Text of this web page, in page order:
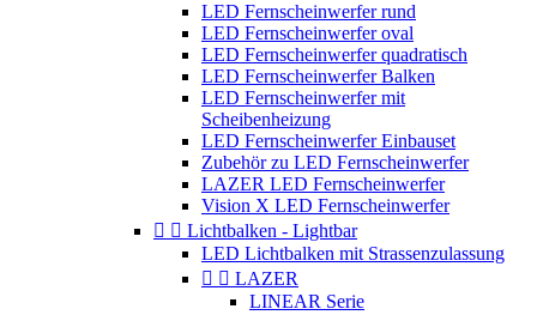
LED Fernscheinwerfer rund
LED Fernscheinwerfer oval
LED Fernscheinwerfer quadratisch
LED Fernscheinwerfer Balken
LED Fernscheinwerfer mit
Scheibenheizung
LED Fernscheinwerfer Einbauset
Zubehör zu LED Fernscheinwerfer
LAZER LED Fernscheinwerfer
Vision X LED Fernscheinwerfer
  Lichtbalken - Lightbar
LED Lichtbalken mit Strassenzulassung
  LAZER
LINEAR Serie